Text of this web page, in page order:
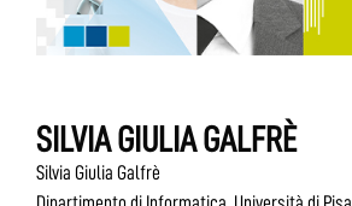
SILVIA GIULIA GALFRÈ
Silvia Giulia Galfrè